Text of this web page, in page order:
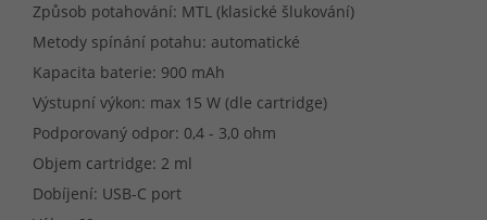
Způsob potahování: MTL (klasické šlukování)
Metody spínání potahu: automatické
Kapacita baterie: 900 mAh
Výstupní výkon: max 15 W (dle cartridge)
Podporovaný odpor: 0,4 - 3,0 ohm
Objem cartridge: 2 ml
Dobíjení: USB-C port